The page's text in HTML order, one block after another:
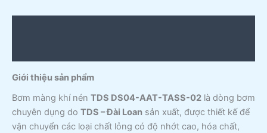
Giới thiệu sản phẩm
Bơm màng khí nén TDS DS04-AAT-TASS-02 là dòng bơm
chuyên dụng do TDS – Đài Loan sản xuất, được thiết kế để
vận chuyển các loại chất lỏng có độ nhớt cao, hóa chất,